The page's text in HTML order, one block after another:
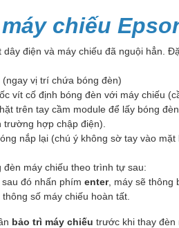
chiếu
điện và máy chiếu đã nguội hẳn.
vị trí chứa bóng đèn)
vít cố định bóng đèn với máy chiếu
trên tay cầm module để lấy bóng
hợp chập điện).
nắp lại (chú ý không sờ tay vào
máy chiếu theo trình tự sau:
sau đó nhấn phím enter, máy sẽ thông
số máy chiếu hoàn tất.
bảo trì máy chiếu trước khi thay đèn